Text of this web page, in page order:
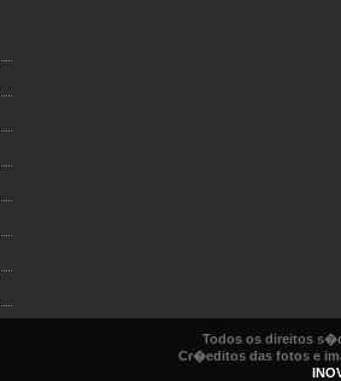
Todos os direitos
Cr�editos das fotos e